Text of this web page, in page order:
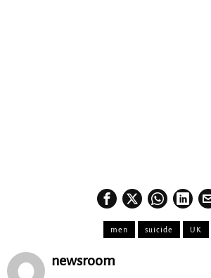
men suicide UK
newsroom